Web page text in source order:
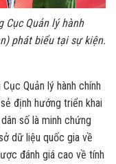
Cục Quản lý hành
phát biểu tại sự kiện.
Quản lý hành chính
định hướng triển khai
số là minh chứng
dữ liệu quốc gia về
đánh giá cao về tính